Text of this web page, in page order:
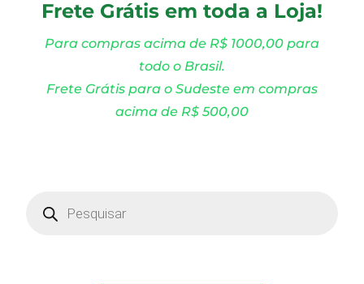
Frete Grátis em toda a Loja!
Para compras acima de R$ 1000,00 para
todo o Brasil.
Frete Grátis para o Sudeste em compras
acima de R$ 500,00
search